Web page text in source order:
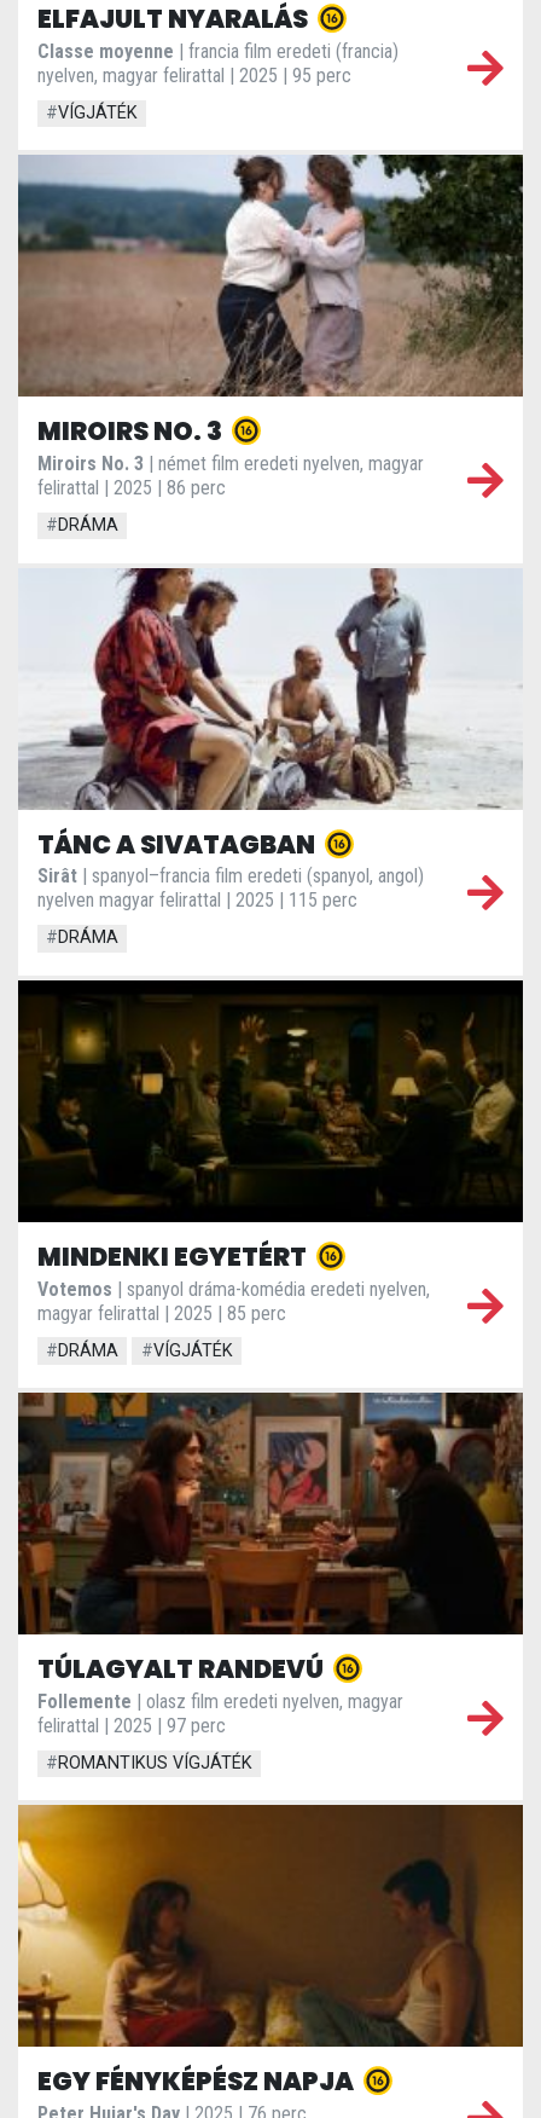
ELFAJULT NYARALÁS
Classe moyenne | francia film eredeti (francia)
nyelven, magyar felirattal | 2025 | 95 perc
#VÍGJÁTÉK
MIROIRS NO. 3
Miroirs No. 3 | német film eredeti nyelven, magyar
felirattal | 2025 | 86 perc
#DRÁMA
TÁNC A SIVATAGBAN
Sirât | spanyol–francia film eredeti (spanyol, angol)
nyelven magyar felirattal | 2025 | 115 perc
#DRÁMA
MINDENKI EGYETÉRT
Votemos | spanyol dráma-komédia eredeti nyelven,
magyar felirattal | 2025 | 85 perc
#DRÁMA #VÍGJÁTÉK
TÚLAGYALT RANDEVÚ
Follemente | olasz film eredeti nyelven, magyar
felirattal | 2025 | 97 perc
#ROMANTIKUS VÍGJÁTÉK
EGY FÉNYKÉPÉSZ NAPJA